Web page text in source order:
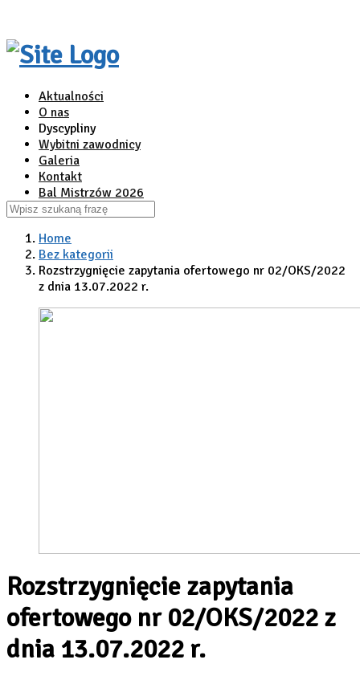
Aktualności
O nas
Dyscypliny
Wybitni zawodnicy
Galeria
Kontakt
Bal Mistrzów 2026
Home
Bez kategorii
Rozstrzygnięcie zapytania ofertowego nr 02/OKS/2022
z dnia 13.07.2022 r.
Rozstrzygnięcie zapytania
ofertowego nr 02/OKS/2022 z
dnia 13.07.2022 r.